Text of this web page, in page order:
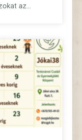
az…